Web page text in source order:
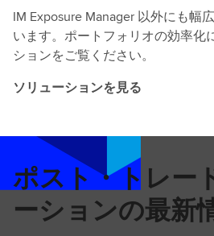
IM Exposure Manager 以外にも幅
います。ポートフォリオの効率化
ションをご覧ください。
ソリューションを見る
ポスト・トレー
ーションの最新